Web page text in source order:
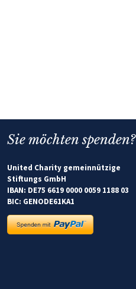
Sie möchten spenden?
United Charity gemeinnützige
Stiftungs GmbH
IBAN: DE75 6619 0000 0059 1188 03
BIC: GENODE61KA1